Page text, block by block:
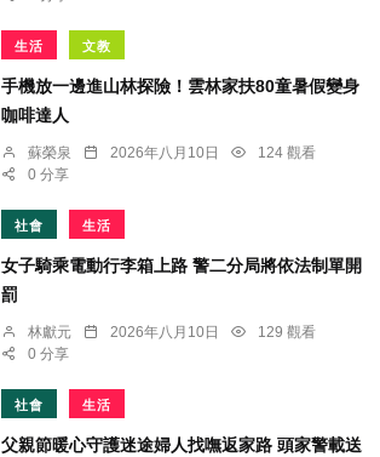
生活 文教
手機放一邊進山林探險！雲林家扶80童暑假變身
咖啡達人
蘇榮泉 2026年八月10日
124 觀看
0 分享
社會 生活
女子騎乘電動行李箱上路 警二分局將依法制單開
罰
林獻元 2026年八月10日
129 觀看
0 分享
社會 生活
父親節暖心守護迷途婦人找嘸返家路 頭家警載送